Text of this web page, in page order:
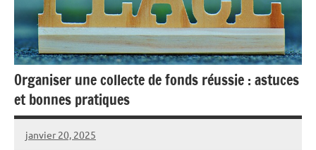
Organiser une collecte de fonds réussie : astuces
et bonnes pratiques
janvier 20, 2025
admin